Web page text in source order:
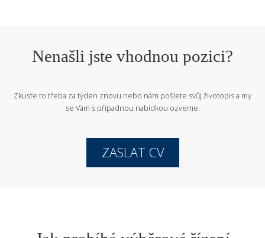
Nenašli jste vhodnou pozici?
Zkuste to třeba za týden znovu nebo nám pošlete svůj životopisa my
se Vám s případnou nabídkou ozveme.
ZASLAT CV